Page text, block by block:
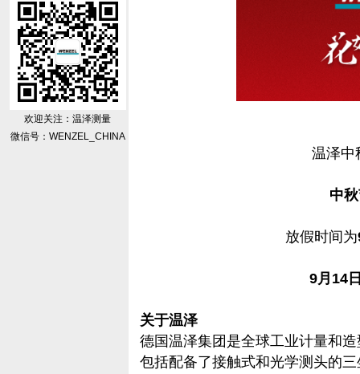
欢迎关注：温泽测量
微信号：WENZEL_CHINA
温泽中
中
放假时间为
9月14
关于温泽
德国温泽集团是全球工业计量和
包括配备了接触式和光学测头的